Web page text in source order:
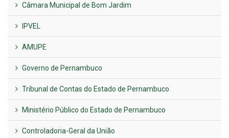
Câmara Municipal de Bom Jardim
IPVEL
AMUPE
Governo de Pernambuco
Tribunal de Contas do Estado de Pernambuco
Ministério Público do Estado de Pernambuco
Controladoria-Geral da União